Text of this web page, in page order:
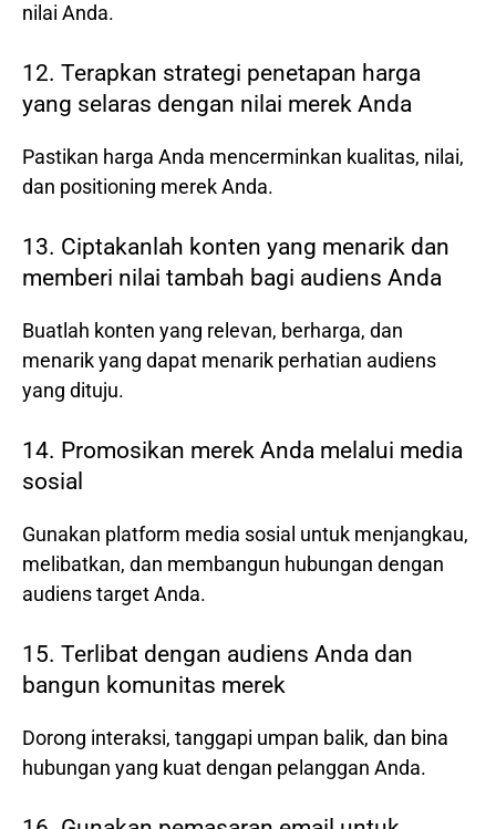
nilai Anda.
12. Terapkan strategi penetapan harga
yang selaras dengan nilai merek Anda
Pastikan harga Anda mencerminkan kualitas, nilai,
dan positioning merek Anda.
13. Ciptakanlah konten yang menarik dan
memberi nilai tambah bagi audiens Anda
Buatlah konten yang relevan, berharga, dan
menarik yang dapat menarik perhatian audiens
yang dituju.
14. Promosikan merek Anda melalui media
sosial
Gunakan platform media sosial untuk menjangkau,
melibatkan, dan membangun hubungan dengan
audiens target Anda.
15. Terlibat dengan audiens Anda dan
bangun komunitas merek
Dorong interaksi, tanggapi umpan balik, dan bina
hubungan yang kuat dengan pelanggan Anda.